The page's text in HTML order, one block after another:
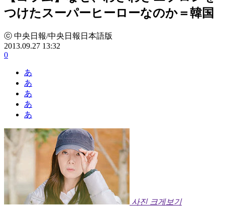
つけたスーパーヒーローなのか＝韓国
ⓒ 中央日報/中央日報日本語版
2013.09.27 13:32
0
あ
あ
あ
あ
あ
사진 크게보기